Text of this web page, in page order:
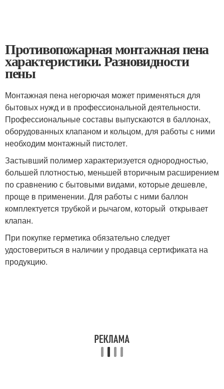
Противопожарная монтажная пена
характеристики. Разновидности
пены
Монтажная пена негорючая может применяться для
бытовых нужд и в профессиональной деятельности.
Профессиональные составы выпускаются в баллонах,
оборудованных клапаном и кольцом, для работы с ними
необходим монтажный пистолет.
Застывший полимер характеризуется однородностью,
большей плотностью, меньшей вторичным расширением
по сравнению с бытовыми видами, которые дешевле,
проще в применении. Для работы с ними баллон
комплектуется трубкой и рычагом, который открывает
клапан.
При покупке герметика обязательно следует
удостовериться в наличии у продавца сертификата на
продукцию.